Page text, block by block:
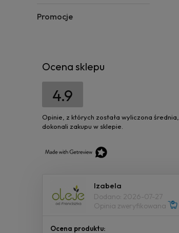
Promocje
Ocena sklepu
4.9
Opinie, z których została wyliczona
dokonali zakupu w sklepie.
Izabela
Dodano: 2026-07-27
Opinia zweryfikowana
Ocena produktu: